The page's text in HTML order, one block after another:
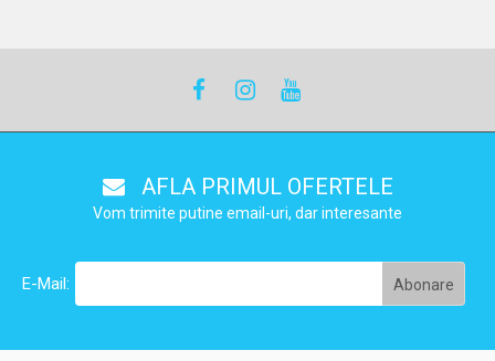
AFLA PRIMUL OFERTELE
Vom trimite putine email-uri, dar interesante
E-Mail: